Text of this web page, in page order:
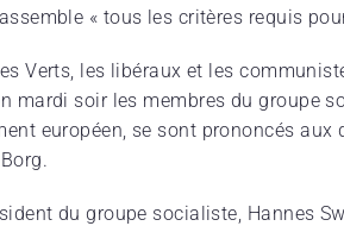
« tous les critères requis
Verts, les libéraux et les
mardi soir les membres du groupe
européen, se sont prononcés
du groupe socialiste, Hannes